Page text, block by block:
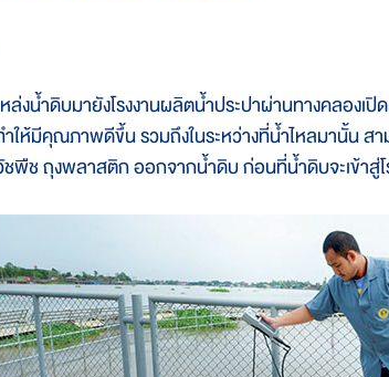
ดิบมายังโรงงานผลิตน้ำประปาผ่านทางคลองเปิ
ให้มีคุณภาพดีขึ้น รวมถึงในระหว่างที่น้ำไหลมานั้น ส
ชพืช ถุงพลาสติก ออกจากน้ำดิบ ก่อนที่น้ำดิบจะเข้าสู่